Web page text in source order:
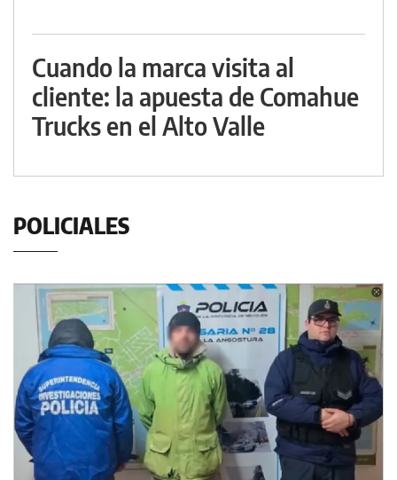
Cuando la marca visita al
cliente: la apuesta de Comahue
Trucks en el Alto Valle
POLICIALES